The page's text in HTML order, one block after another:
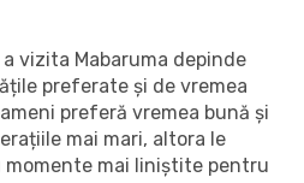
vizita Mabaruma depinde
preferate și de vremea
preferă vremea bună și
mai mari, altora le
momente mai liniștite pentru